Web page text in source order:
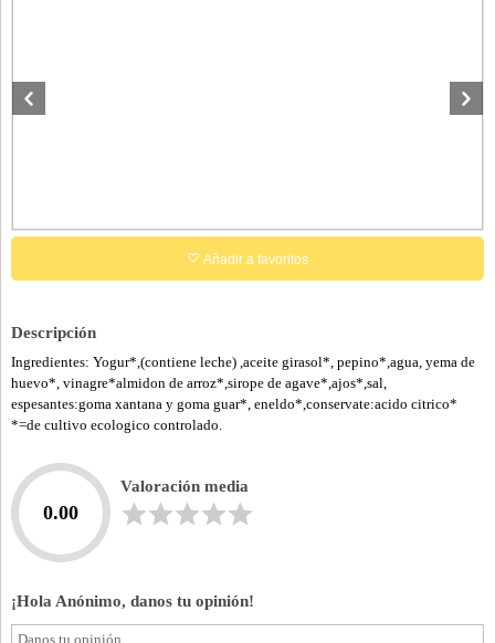
Añadir a favoritos
Descripción
Ingredientes: Yogur*,(contiene leche) ,aceite girasol*, pepino*,agua, yema de
huevo*, vinagre*almidon de arroz*,sirope de agave*,ajos*,sal,
espesantes:goma xantana y goma guar*, eneldo*,conservate:acido citrico*
*=de cultivo ecologico controlado.
0.00
Valoración media
¡Hola Anónimo, danos tu opinión!